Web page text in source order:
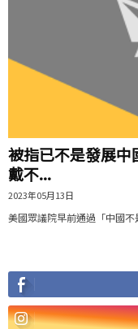
被指已不是發展中
戴不...
2023年05月13日
美國眾議院早前通過「中國不